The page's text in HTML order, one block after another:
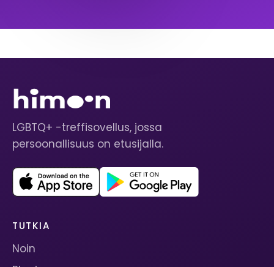
LGBTQ+ -treffisovellus, jossa
persoonallisuus on etusijalla.
TUTKIA
Noin